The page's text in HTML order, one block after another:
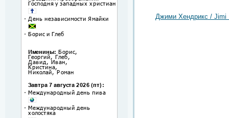
Джими Хендрикс / Jimi